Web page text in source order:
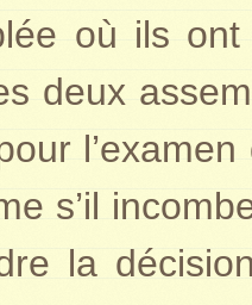
où ils
deux
s’il
la